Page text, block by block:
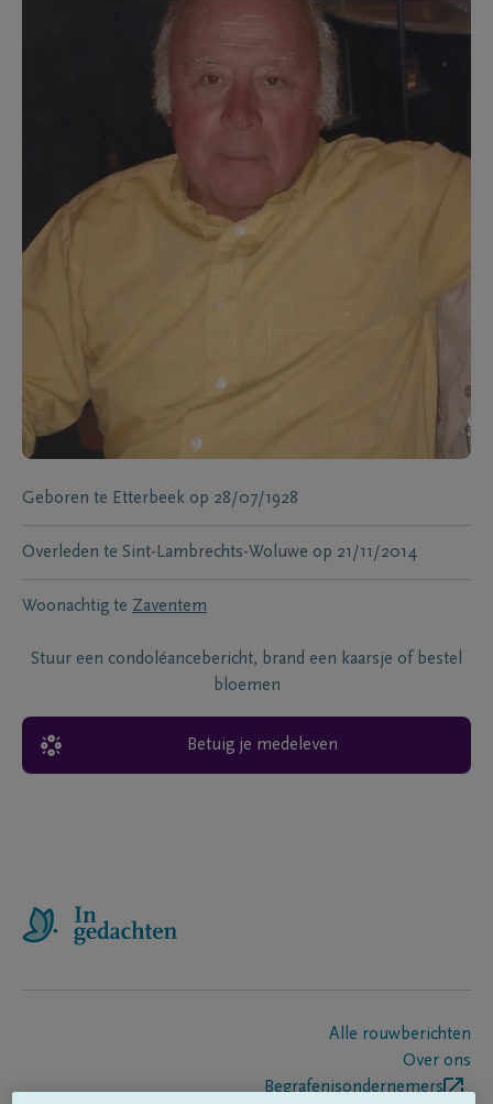
Geboren te Etterbeek op 28/07/1928
Overleden te Sint-Lambrechts-Woluwe op 21/11/2014
Woonachtig te Zaventem
Stuur een condoléancebericht, brand een kaarsje of bestel
bloemen
Betuig je medeleven
Alle rouwberichten
Over ons
Begrafenisondernemers